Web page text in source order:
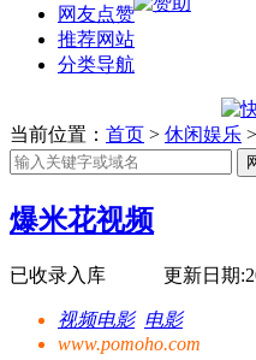
网友点赞
推荐网站
分类导航
当前位置： 首页 > 休闲娱乐 >
爆米花视频
已收录入库 更新日期
视频电影 电影
www.pomoho.com